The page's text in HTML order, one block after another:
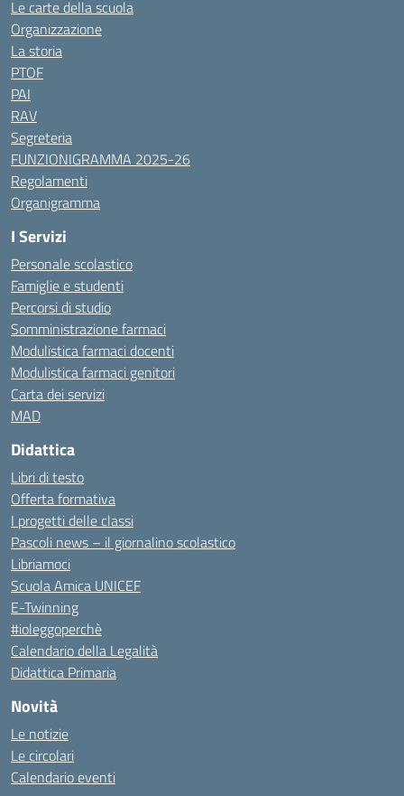
Le carte della scuola
Organizzazione
La storia
PTOF
PAI
RAV
Segreteria
FUNZIONIGRAMMA 2025-26
Regolamenti
Organigramma
I Servizi
Personale scolastico
Famiglie e studenti
Percorsi di studio
Somministrazione farmaci
Modulistica farmaci docenti
Modulistica farmaci genitori
Carta dei servizi
MAD
Didattica
Libri di testo
Offerta formativa
I progetti delle classi
Pascoli news – il giornalino scolastico
Libriamoci
Scuola Amica UNICEF
E-Twinning
#ioleggoperchè
Calendario della Legalità
Didattica Primaria
Novità
Le notizie
Le circolari
Calendario eventi